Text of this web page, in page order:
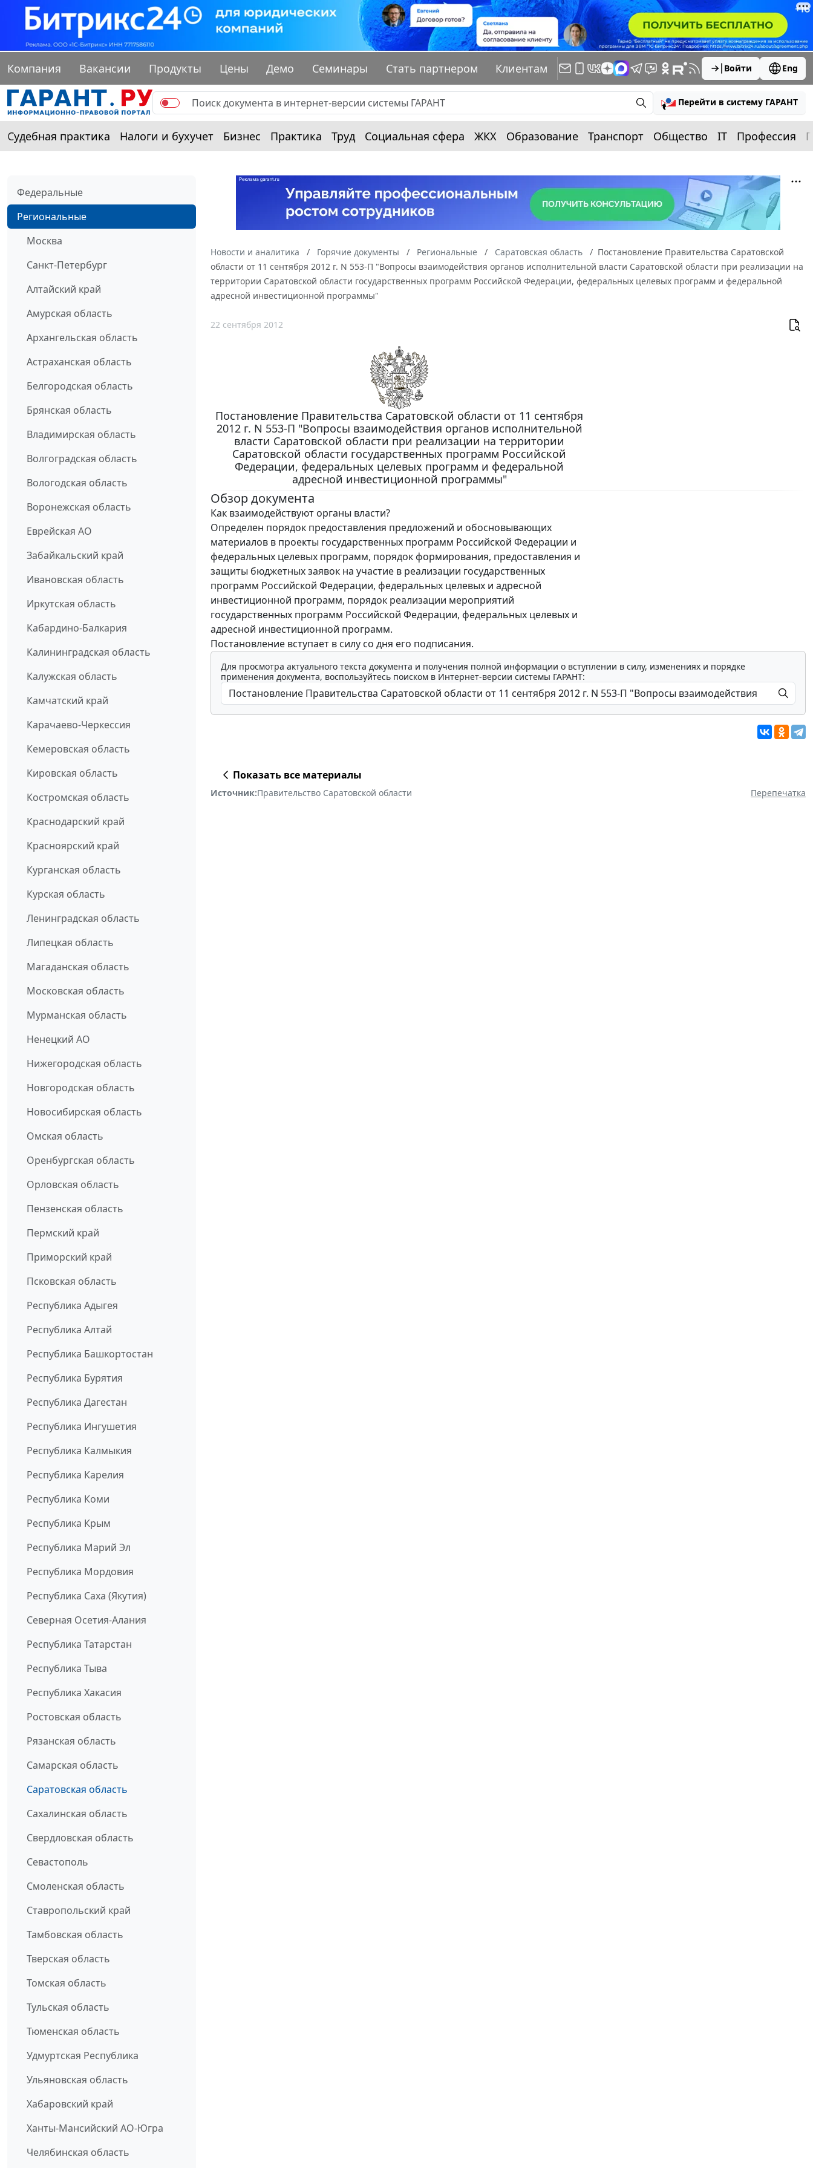
Компания Вакансии Продукты Цены Демо Семинары Стать партнером Клиентам Войти Eng
Перейти в систему ГАРАНТ
Судебная практика Налоги и бухучет Бизнес Практика Труд Социальная сфера ЖКХ Образование Транспорт Общество IT Профессия
Федеральные
Региональные
Москва
Санкт-Петербург
Алтайский край
Амурская область
Архангельская область
Астраханская область
Белгородская область
Брянская область
Владимирская область
Волгоградская область
Вологодская область
Воронежская область
Еврейская АО
Забайкальский край
Ивановская область
Иркутская область
Кабардино-Балкария
Калининградская область
Калужская область
Камчатский край
Карачаево-Черкессия
Кемеровская область
Кировская область
Костромская область
Краснодарский край
Красноярский край
Курганская область
Курская область
Ленинградская область
Липецкая область
Магаданская область
Московская область
Мурманская область
Ненецкий АО
Нижегородская область
Новгородская область
Новосибирская область
Омская область
Оренбургская область
Орловская область
Пензенская область
Пермский край
Приморский край
Псковская область
Республика Адыгея
Республика Алтай
Республика Башкортостан
Республика Бурятия
Республика Дагестан
Республика Ингушетия
Республика Калмыкия
Республика Карелия
Республика Коми
Республика Крым
Республика Марий Эл
Республика Мордовия
Республика Саха (Якутия)
Северная Осетия-Алания
Республика Татарстан
Республика Тыва
Республика Хакасия
Ростовская область
Рязанская область
Самарская область
Саратовская область
Сахалинская область
Свердловская область
Севастополь
Смоленская область
Ставропольский край
Тамбовская область
Тверская область
Томская область
Тульская область
Тюменская область
Удмуртская Республика
Ульяновская область
Хабаровский край
Ханты-Мансийский АО-Югра
Челябинская область
Новости и аналитика Горячие документы Региональные Саратовская область
Постановление Правительства Саратовской
области от 11 сентября 2012 г. N 553-П "Вопросы взаимодействия органов исполнительной власти Саратовской области при реализации на
территории Саратовской области государственных программ Российской Федерации, федеральных целевых программ и федеральной
адресной инвестиционной программы"
22 сентября 2012
Постановление Правительства Саратовской области от 11 сентября
2012 г. N 553-П "Вопросы взаимодействия органов исполнительной
власти Саратовской области при реализации на территории
Саратовской области государственных программ Российской
Федерации, федеральных целевых программ и федеральной
адресной инвестиционной программы"
Обзор документа
Как взаимодействуют органы власти?
Определен порядок предоставления предложений и обосновывающих
материалов в проекты государственных программ Российской Федерации и
федеральных целевых программ, порядок формирования, предоставления и
защиты бюджетных заявок на участие в реализации государственных
программ Российской Федерации, федеральных целевых и адресной
инвестиционной программ, порядок реализации мероприятий
государственных программ Российской Федерации, федеральных целевых и
адресной инвестиционной программ.
Постановление вступает в силу со дня его подписания.
Для просмотра актуального текста документа и получения полной информации о вступлении в силу, изменениях и порядке
применения документа, воспользуйтесь поиском в Интернет-версии системы ГАРАНТ:
Показать все материалы
Источник:Правительство Саратовской области Перепечатка